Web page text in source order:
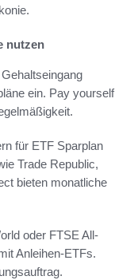
nutzen
ein. Pay yourself
für ETF Sparplan
Trade Republic,
bieten monatliche
oder FTSE All-
Anleihen-ETFs.